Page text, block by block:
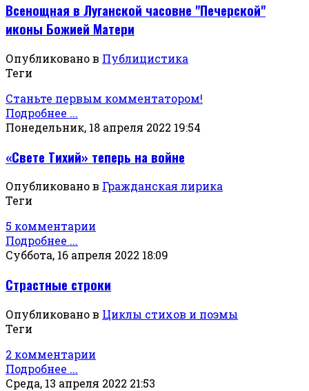
Всенощная в Луганской часовне "Печерской"
иконы Божией Матери
Опубликовано в Публицистика
Теги
Станьте первым комментатором!
Подробнее ...
Понедельник, 18 апреля 2022 19:54
«Свете Тихий» теперь на войне
Опубликовано в Гражданская лирика
Теги
5 комментарии
Подробнее ...
Суббота, 16 апреля 2022 18:09
Страстные строки
Опубликовано в Циклы стихов и поэмы
Теги
2 комментарии
Подробнее ...
Среда, 13 апреля 2022 21:53